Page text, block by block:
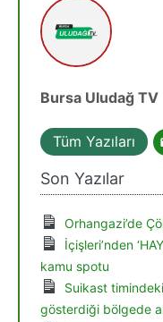
Bursa Uludağ TV
Tüm Yazıları
Son Yazılar
Orhangazi’de
İçişleri’nden
kamu spotu
Suikast
gösterdiği bölgede